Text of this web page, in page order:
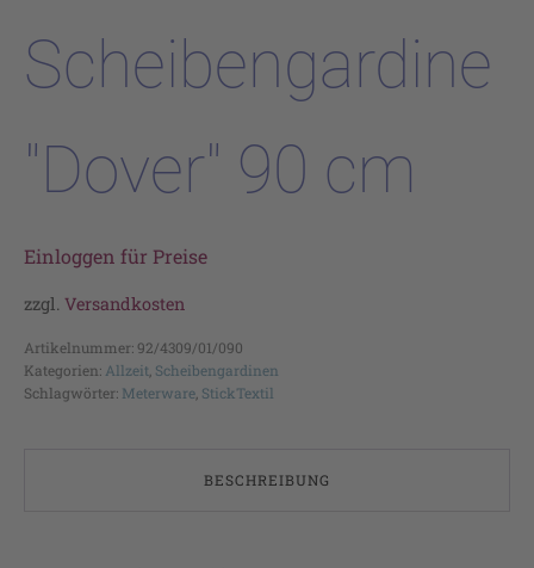
Scheibengardine
"Dover" 90 cm
Einloggen für Preise
zzgl. Versandkosten
Artikelnummer: 92/4309/01/090
Kategorien: Allzeit, Scheibengardinen
Schlagwörter: Meterware, StickTextil
BESCHREIBUNG